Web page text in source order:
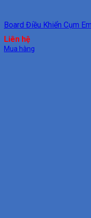
Board Điều Khiển Cụm
Liên hệ
Mua hàng